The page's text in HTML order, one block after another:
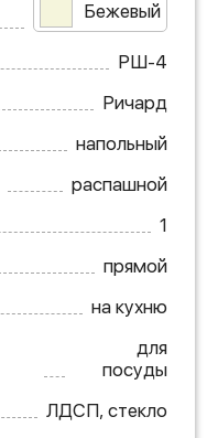
Бежевый
РШ-4
Ричард
напольный
распашной
1
прямой
на кухню
для
посуды
ЛДСП, стекло